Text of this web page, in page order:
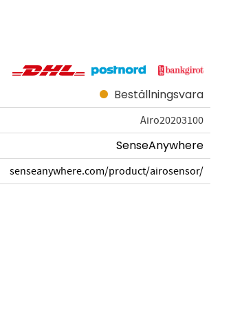
Beställningsvara
Airo20203100
SenseAnywhere
senseanywhere.com/product/airosensor/